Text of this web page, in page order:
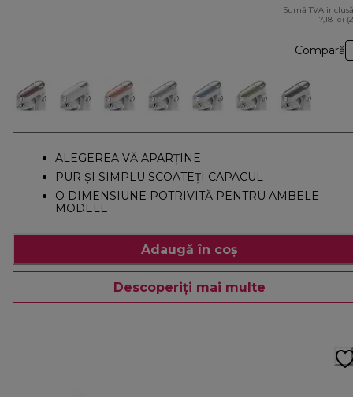
Sumă TVA
17,18 lei
Compară
ALEGEREA VĂ APARȚINE
PUR ȘI SIMPLU SCOATEȚI CAPACUL
O DIMENSIUNE POTRIVITĂ PENTRU AMBELE
MODELE
Adaugă în coș
Descoperiți mai multe